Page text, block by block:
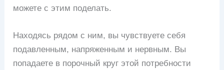
можете с этим поделать.
Находясь рядом с ним, вы чувствуете себя
подавленным, напряженным и нервным. Вы
попадаете в порочный круг этой потребности